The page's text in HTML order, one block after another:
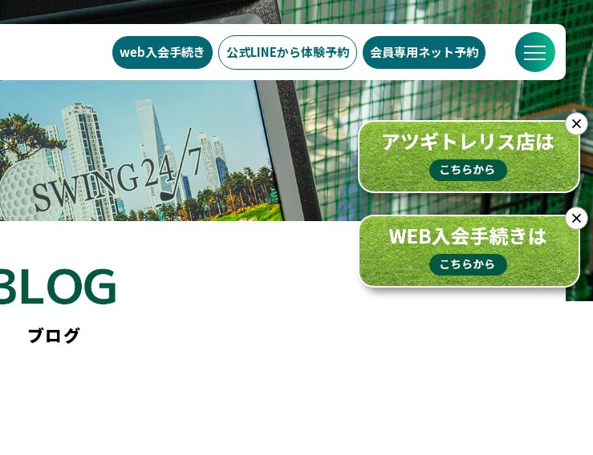
SWING24/7の特徴 料金 入会までの流れ スケジュール ブログ FAQ 店舗概要
web入会手続き 公式LINEから体験予約 会員専用ネット予約
ブログ
×
×